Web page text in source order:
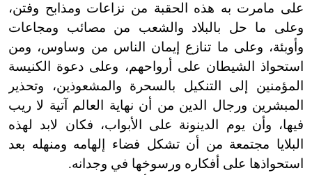
على مامرت به هذه الحقبة من نزاعات ومذابح وفتن،
وعلى ما حل بالبلاد والشعب من مصائب ومجاعات
وأوبئة، وعلى ما تنازع إيمان الناس من وساوس، ومن
استحواذ الشيطان على أرواحهم، وعلى دعوة الكنيسة
المؤمنين إلى التنكيل بالسحرة والمشعوذين، وتحذير
المبشرين ورجال الدين من أن نهاية العالم آتية لا ريب
فيها، وأن يوم الدينونة على الأبواب، فكان لابد لهذه
البلايا مجتمعة من أن تشكل فضاء إلهامه ومنهله بعد
استحواذها على أفكاره ورسوخها في وجدانه.